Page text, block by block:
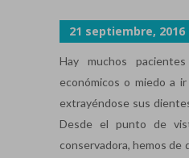
21 septiembre, 2016
Hay muchos
económicos o miedo a
extrayéndose sus
Desde el punto de
conservadora, hemos de